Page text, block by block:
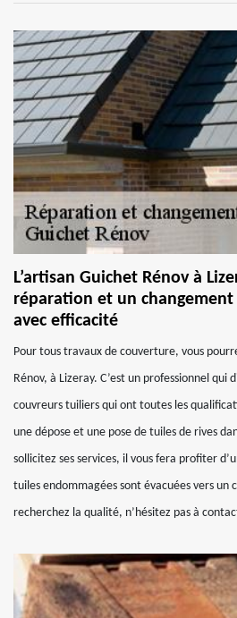
L’artisan Guichet Rénov à
réparation et un
avec efficacité
Pour tous travaux de couverture, vous
Rénov, à Lizeray. C’est un professionnel qui
couvreurs tuiliers qui ont toutes les
une dépose et une pose de tuiles de rives
sollicitez ses services, il vous fera profiter
tuiles endommagées sont évacuées vers un
recherchez la qualité, n’hésitez pas à